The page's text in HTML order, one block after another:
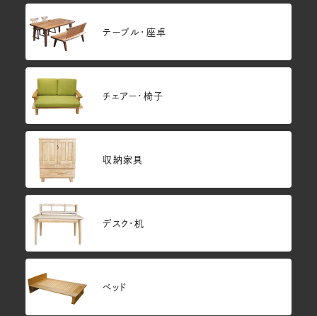
テーブル・座卓
チェアー・椅子
収納家具
デスク・机
ベッド